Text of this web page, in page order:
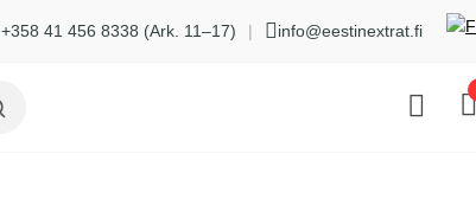
+358 41 456 8338 (Ark. 11–17) | info@eestinextrat.fi